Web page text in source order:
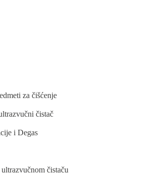
za čišćenje
čistač
i Degas
čistaču